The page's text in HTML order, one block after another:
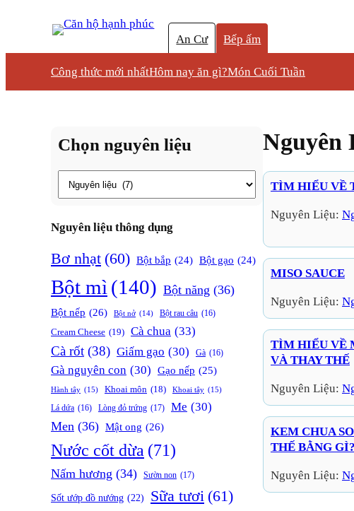
An Cư Bếp ấm
Công thức mới nhấtHôm nay ăn gì?Món Cuối Tuần
Chọn nguyên liệu
Thẻ
Nguyên liệu thông dụng
Bơ nhạt (60) Bột bắp (24) Bột gạo (24)
Bột mì (140) Bột năng (36)
Bột nếp (26) Bột nở (14) Bột rau câu (16)
Cream Cheese (19) Cà chua (33)
Cà rốt (38) Giấm gạo (30) Gà (16)
Gà nguyên con (30) Gạo nếp (25)
Hành tây (15) Khoai môn (18) Khoai tây (15)
Lá dứa (16) Lòng đỏ trứng (17) Me (30)
Men (36) Mật ong (26)
Nước cốt dừa (71)
Nấm hương (34) Sườn non (17)
Sốt ướp đồ nướng (22) Sữa tươi (61)
Nguyên
TÌM HIỂU VỀ
Nguyên Liệu:
MISO SAUCE
Nguyên Liệu:
TÌM HIỂU VỀ
VÀ THAY THẾ
Nguyên Liệu:
KEM CHUA
THẾ BẰNG GÌ?
Nguyên Liệu: